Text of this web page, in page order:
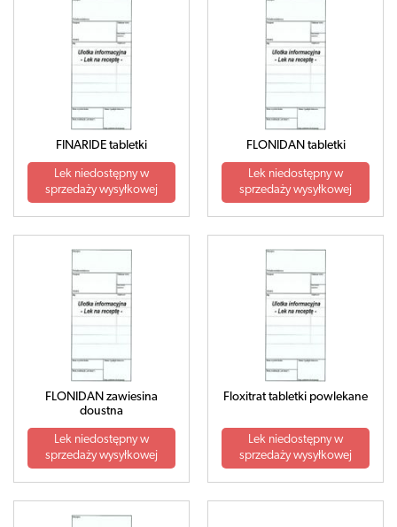
FINARIDE tabletki
Lek niedostępny w
sprzedaży wysyłkowej
FLONIDAN tabletki
Lek niedostępny w
sprzedaży wysyłkowej
FLONIDAN zawiesina
doustna
Lek niedostępny w
sprzedaży wysyłkowej
Floxitrat tabletki powlekane
Lek niedostępny w
sprzedaży wysyłkowej